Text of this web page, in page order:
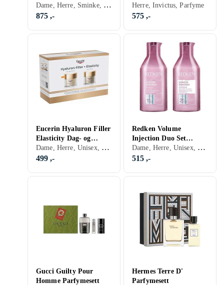
Hudpleierutinesett
Dame, Herre, Sminke, Hudpleie
875 ,-
Deodorant Stick 75ml)
Herre, Invictus, Parfyme
575 ,-
Eucerin Hyaluron Filler
Elasticity Dag- og
Nattkrem (2x50ml)
Dame, Herre, Unisex, Hudpleie
499 ,-
Redken Volume
Injection Duo Set
(2x300ml)
Dame, Herre, Unisex, Hårpleie
515 ,-
Gucci Guilty Pour
Homme Parfymesett
Hermes Terre D'
Parfymesett